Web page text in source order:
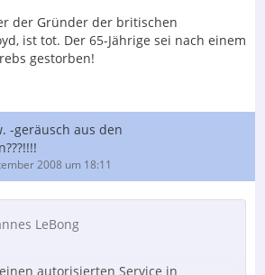
der Gründer der britischen
ist tot. Der 65-Jährige sei nach einem
gestorben!
-geräusch aus den
2008 um 18:11
LeBong
autorisierten Service in